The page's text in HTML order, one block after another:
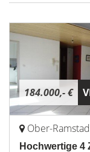
184.000,- €
Ober-
Hochwertige 4